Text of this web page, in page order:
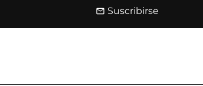
email Suscribirse